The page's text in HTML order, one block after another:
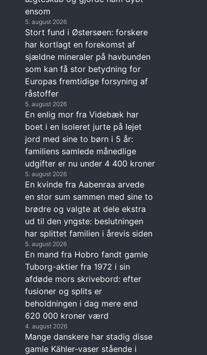
ensom
5. august 2026
Stort fund i Østersøen: forskere
har kortlagt en forekomst af
sjældne mineraler på havbunden
som kan få stor betydning for
Europas fremtidige forsyning af
råstoffer
5. august 2026
En enlig mor fra Videbæk har
boet i en isoleret jurte på lejet
jord med sine to børn i 5 år:
familiens samlede månedlige
udgifter er nu under 4 400 kroner
5. august 2026
En kvinde fra Aabenraa arvede
en stor sum sammen med sine to
brødre og valgte at dele ekstra
ud til den yngste: beslutningen
har splittet familien i årevis siden
5. august 2026
En mand fra Hobro fandt gamle
Tuborg-aktier fra 1972 i sin
afdøde mors skrivebord: efter
fusioner og splits er
beholdningen i dag mere end
620 000 kroner værd
4. august 2026
Mange danskere har stadig disse
gamle Kähler-vaser stående i